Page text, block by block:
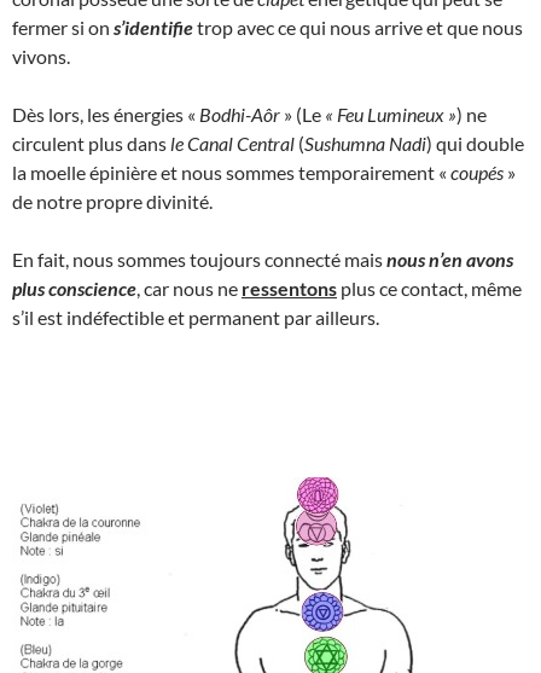
fermer si on s’identifietrop avec ce qui nous arrive et que nous
vivons.
Dès lors, les énergies « Bodhi-Aôr » (Le « Feu Lumineux ») ne
circulent plus dans le Canal Central (Sushumna Nadi) qui double
la moelle épinière et nous sommes temporairement « coupés »
de notre propre divinité.
En fait, nous sommes toujours connecté maisnous n’en avons
plus conscience , car nous ne ressentons plus ce contact, même
s’il est indéfectible et permanent par ailleurs.